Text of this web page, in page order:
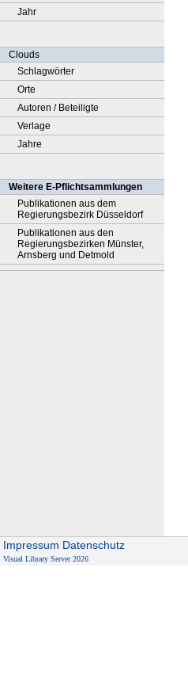
Jahr
Clouds
Schlagwörter
Orte
Autoren / Beteiligte
Verlage
Jahre
Weitere E-Pflichtsammlungen
Publikationen aus dem
Regierungsbezirk Düsseldorf
Publikationen aus den
Regierungsbezirken Münster,
Arnsberg und Detmold
Impressum Datenschutz
Visual Library Server 2026